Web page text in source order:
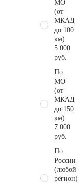
МО
(от
МКАД
до 100
км)
5.000
руб.
По
МО
(от
МКАД
до 150
км)
7.000
руб.
По
России
(любой
регион)